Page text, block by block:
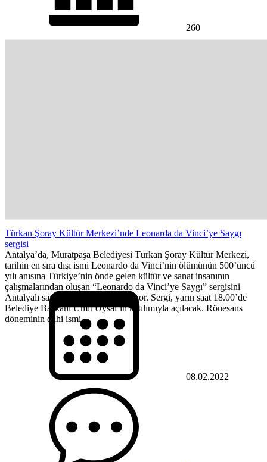
260
Türkan Şoray Kültür Merkezi’nde Leonarda da Vinci’ye Saygı
sergisi
Antalya’da, Muratpaşa Belediyesi Türkan Şoray Kültür Merkezi,
tarihin en sıra dışı ismi Leonardo da Vinci’nin ölümünün 500’üncü
yılı anısına Türkiye’nin önde gelen kültür ve sanat insanının
çalışmalarından oluşan “Leonardo da Vinci’ye Saygı” sergisini
Antalyalı sanatseverlerle buluşturuyor. Sergi, yarın saat 18.00’de
Belediye Başkanı Ümit Uysal’ın katılımıyla açılacak. Rönesans
döneminin dahi ismi...
08.02.2022